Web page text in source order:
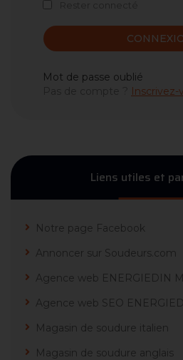
Mot de passe oublié
Inscrivez-
Liens utiles et
Notre page Facebook
Annoncer sur Soudeurs.com
Agence web ENERGIEDIN
Agence web SEO
Magasin de soudure italien
Magasin de soudure anglais